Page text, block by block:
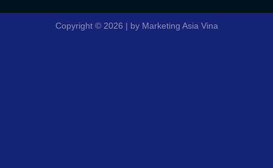
Copyright © 2026 | by Marketing Asia Vina